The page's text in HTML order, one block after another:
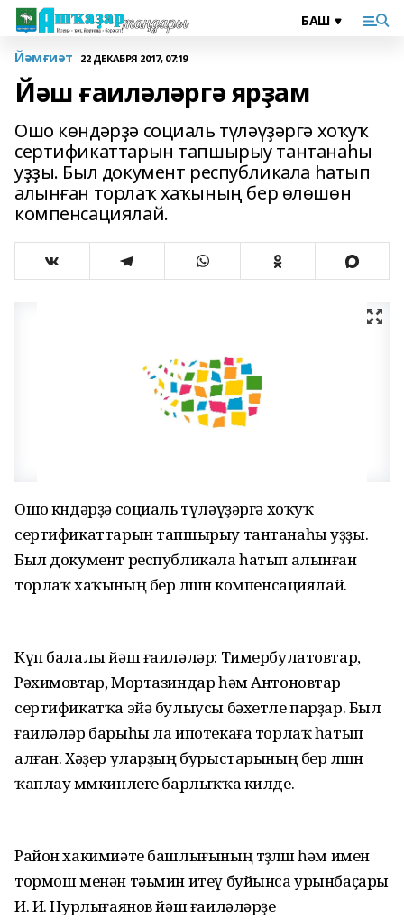
Йәмғиәт 22 ДЕКАБРЯ 2017, 07:19
Йәш ғаиләләргә ярҙам
Ошо көндәрҙә социаль түләүҙәргә хоҡуҡ
сертификаттарын тапшырыу тантанаһы
уҙҙы. Был документ республикала һатып
алынған торлаҡ хаҡының бер өлөшөн
компенсациялай.
Ошо көндәрҙә социаль түләүҙәргә хоҡуҡ
сертификаттарын тапшырыу тантанаһы уҙҙы.
Был документ республикала һатып алынған
торлаҡ хаҡының бер өлөшөн компенсациялай.
Күп балалы йәш ғаиләләр: Тимербулатовтар,
Рәхимовтар, Мортазиндар һәм Антоновтар
сертификатҡа эйә булыусы бәхетле парҙар. Был
ғаиләләр барыһы ла ипотекаға торлаҡ һатып
алған. Хәҙер уларҙың бурыстарының бер өлөшөн
ҡаплау мөмкинлеге барлыҡҡа килде.
Район хакимиәте башлығының төҙөлөш һәм имен
тормош менән тәьмин итеү буйынса урынбаҫары
И. И. Нурлығаянов йәш ғаиләләрҙе